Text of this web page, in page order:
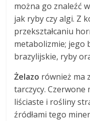
można go znaleźć
jak ryby czy algi. Z
przekształcaniu
metabolizmie; jego
brazylijskie, ryby
Żelazo również ma
tarczycy. Czerwone
liściaste i rośliny
źródłami tego